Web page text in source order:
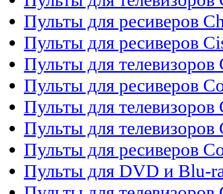
Пульты для ресиверов
Пульты для ресиверов
Пульты для телевизоров
Пульты для ресиверов
Пульты для телевизоров
Пульты для телевизоров
Пульты для ресиверов
Пульты для DVD и Blu-